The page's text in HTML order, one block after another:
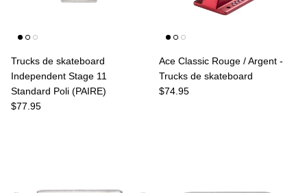
Trucks de skateboard
Independent Stage 11
Standard Poli (PAIRE)
Prix habituel
$77.95
Ace Classic Rouge / Argent -
Trucks de skateboard
Prix habituel
$74.95